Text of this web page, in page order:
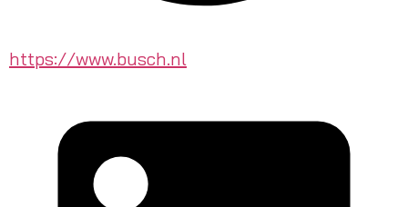
https://www.busch.nl